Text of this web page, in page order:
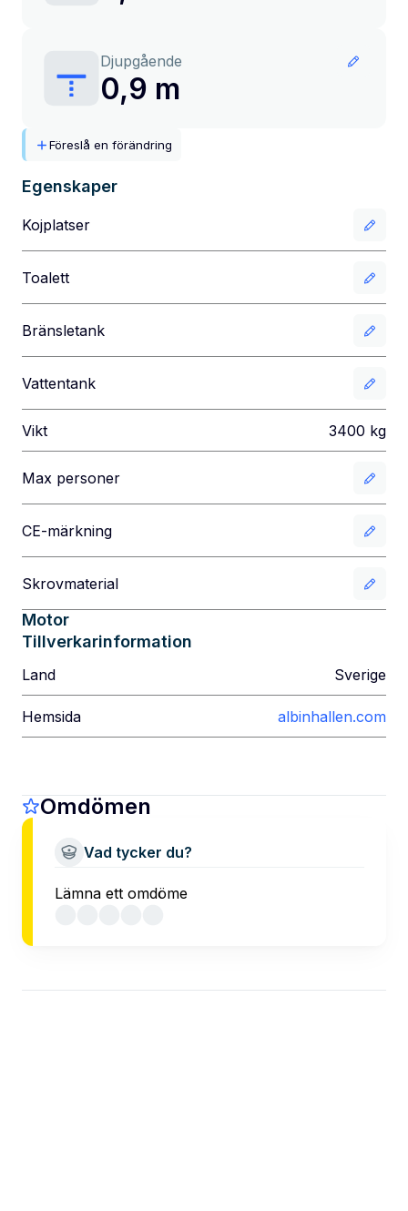
Djupgående
0,9 m
Föreslå en förändring
Egenskaper
Kojplatser
Toalett
Bränsletank
Vattentank
Vikt 3400 kg
Max personer
CE-märkning
Skrovmaterial
Motor
Tillverkarinformation
Land Sverige
Hemsida albinhallen.com
Omdömen
Vad tycker du?
Lämna ett omdöme